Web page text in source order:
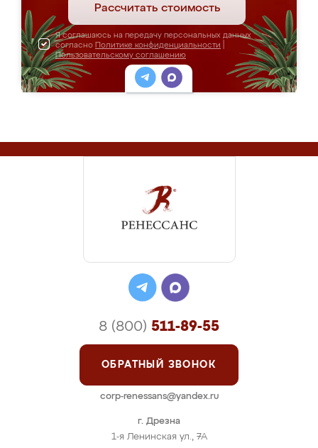
Рассчитать стоимость
Я соглашаюсь на передачу персональных данных
согласно Политике конфиденциальности
Пользовательскому соглашению
г. Дрезна
1-я Ленинская ул., 7А
8 (800) 511-89-55
ОБРАТНЫЙ ЗВОНОК
corp-renessans@yandex.ru